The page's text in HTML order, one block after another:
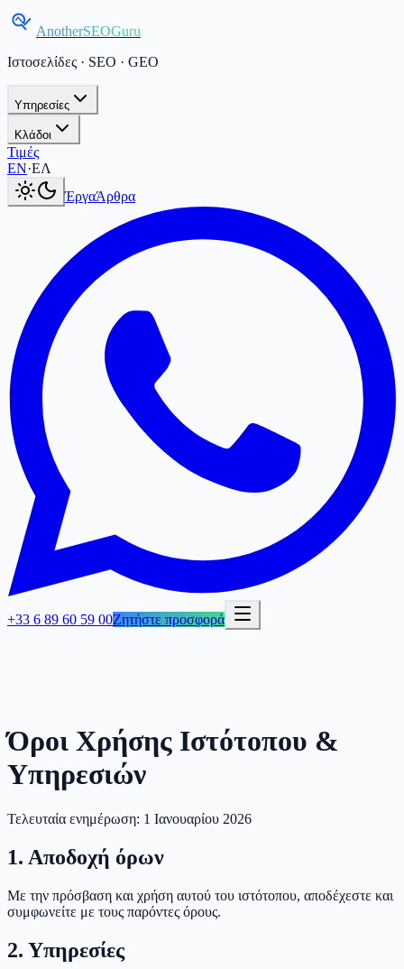
AnotherSEOGuru
Ιστοσελίδες · SEO · GEO
Υπηρεσίες
Κλάδοι
Τιμές
EN·ΕΛ
ΈργαΆρθρα
+33 6 89 60 59 00Ζητήστε προσφορά
Όροι Χρήσης Ιστότοπου &
Υπηρεσιών
Τελευταία ενημέρωση: 1 Ιανουαρίου 2026
1. Αποδοχή όρων
Με την πρόσβαση και χρήση αυτού του ιστότοπου, αποδέχεστε και
συμφωνείτε με τους παρόντες όρους.
2. Υπηρεσίες